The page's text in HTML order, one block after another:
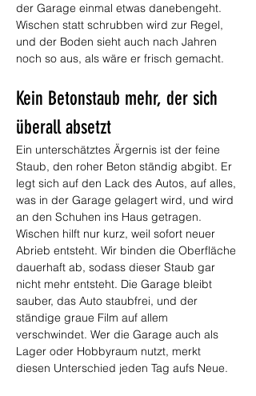
der Garage einmal etwas danebengeht.
Wischen statt schrubben wird zur Regel,
und der Boden sieht auch nach Jahren
noch so aus, als wäre er frisch gemacht.
Kein Betonstaub mehr, der sich
überall absetzt
Ein unterschätztes Ärgernis ist der feine
Staub, den roher Beton ständig abgibt. Er
legt sich auf den Lack des Autos, auf alles,
was in der Garage gelagert wird, und wird
an den Schuhen ins Haus getragen.
Wischen hilft nur kurz, weil sofort neuer
Abrieb entsteht. Wir binden die Oberfläche
dauerhaft ab, sodass dieser Staub gar
nicht mehr entsteht. Die Garage bleibt
sauber, das Auto staubfrei, und der
ständige graue Film auf allem
verschwindet. Wer die Garage auch als
Lager oder Hobbyraum nutzt, merkt
diesen Unterschied jeden Tag aufs Neue.